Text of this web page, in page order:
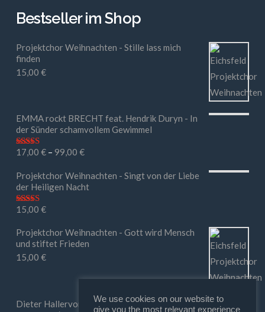
Bestseller im Shop
Projektchor Weihnachten - Stille lass mich
finden
15,00 €
EMMA rockt BRECHT feat. Hendrik Duryn - In
der Sünder schamvollem Gewimmel
Bewertet mit
17,00 €– 99,00 €
Projektchor Weihnachten - Singt von der Liebe
der Heiligen Nacht
Bewertet mit
15,00 €
Projektchor Weihnachten - Gott wird Mensch
und stiftet Frieden
15,00 €
Dieter Hallervorden - Ihr macht mir Mut (in
We use cookies on our website to
give you the most relevant experience